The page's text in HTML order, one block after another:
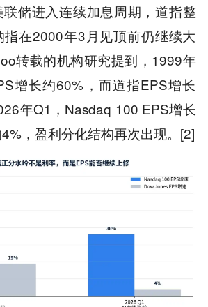
储进入连续加息周期，道指整
在2000年3月见顶前仍继续大
转载的机构研究提到，1999年
增长约60%，而道指EPS增长
年Q1，Nasdaq 100 EPS增长
，盈利分化结构再次出现。[2]